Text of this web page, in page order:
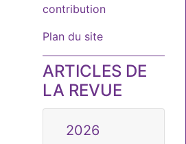
contribution
Plan du site
ARTICLES DE
LA REVUE
2026